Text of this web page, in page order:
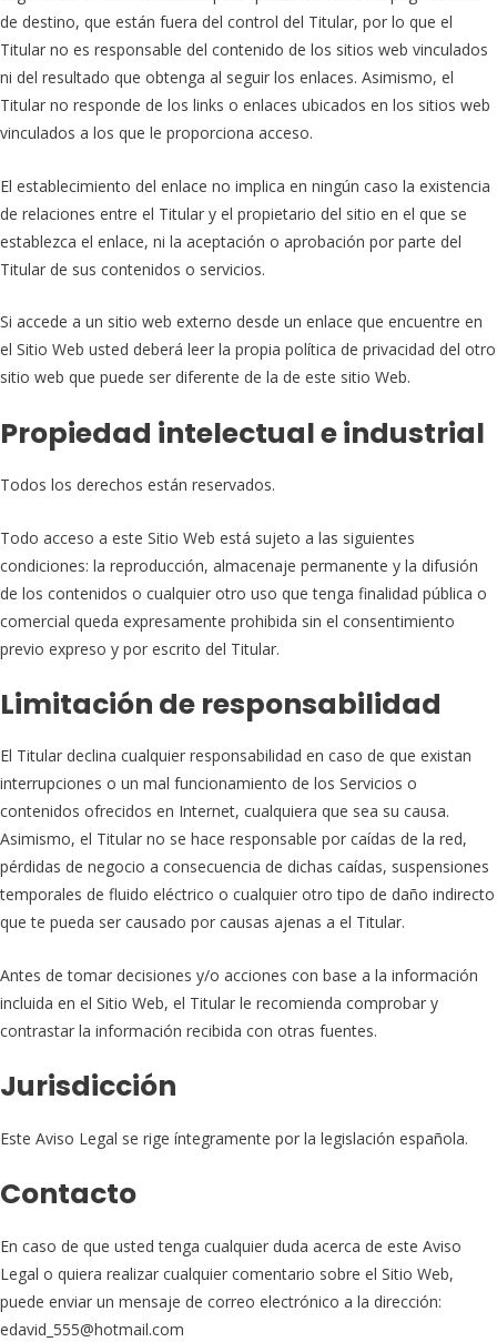
de destino, que están fuera del control del Titular, por lo que el
Titular no es responsable del contenido de los sitios web vinculados
ni del resultado que obtenga al seguir los enlaces. Asimismo, el
Titular no responde de los links o enlaces ubicados en los sitios web
vinculados a los que le proporciona acceso.
El establecimiento del enlace no implica en ningún caso la existencia
de relaciones entre el Titular y el propietario del sitio en el que se
establezca el enlace, ni la aceptación o aprobación por parte del
Titular de sus contenidos o servicios.
Si accede a un sitio web externo desde un enlace que encuentre en
el Sitio Web usted deberá leer la propia política de privacidad del otro
sitio web que puede ser diferente de la de este sitio Web.
Propiedad intelectual e industrial
Todos los derechos están reservados.
Todo acceso a este Sitio Web está sujeto a las siguientes
condiciones: la reproducción, almacenaje permanente y la difusión
de los contenidos o cualquier otro uso que tenga finalidad pública o
comercial queda expresamente prohibida sin el consentimiento
previo expreso y por escrito del Titular.
Limitación de responsabilidad
El Titular declina cualquier responsabilidad en caso de que existan
interrupciones o un mal funcionamiento de los Servicios o
contenidos ofrecidos en Internet, cualquiera que sea su causa.
Asimismo, el Titular no se hace responsable por caídas de la red,
pérdidas de negocio a consecuencia de dichas caídas, suspensiones
temporales de fluido eléctrico o cualquier otro tipo de daño indirecto
que te pueda ser causado por causas ajenas a el Titular.
Antes de tomar decisiones y/o acciones con base a la información
incluida en el Sitio Web, el Titular le recomienda comprobar y
contrastar la información recibida con otras fuentes.
Jurisdicción
Este Aviso Legal se rige íntegramente por la legislación española.
Contacto
En caso de que usted tenga cualquier duda acerca de este Aviso
Legal o quiera realizar cualquier comentario sobre el Sitio Web,
puede enviar un mensaje de correo electrónico a la dirección:
edavid_555@hotmail.com